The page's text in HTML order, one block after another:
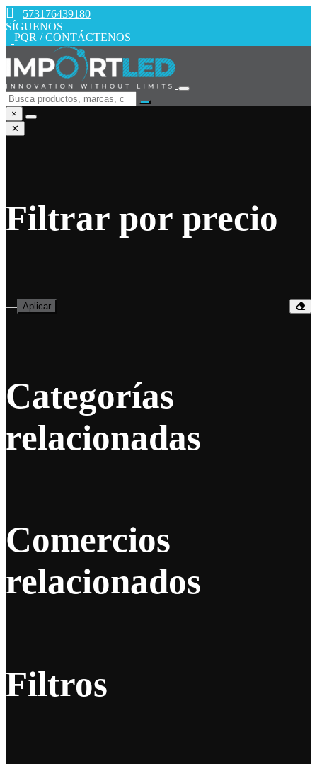
573176439180
SÍGUENOS
PQR / CONTÁCTENOS
×
✕
Filtrar por precio
— Aplicar
Categorías
relacionadas
Comercios
relacionados
Filtros